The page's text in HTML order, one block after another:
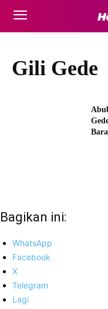
Gili Gede
Bagikan ini:
WhatsApp
Facebook
X
Telegram
Lagi